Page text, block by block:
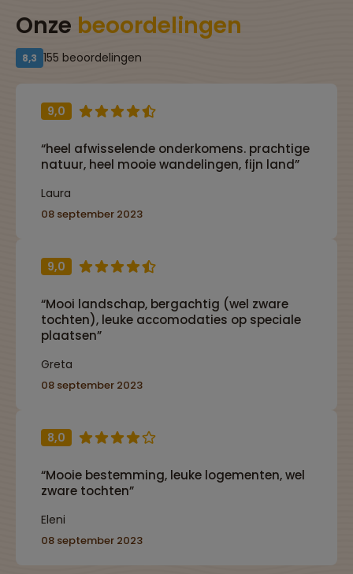
Onze beoordelingen
8,3 155 beoordelingen
9,0
“heel afwisselende onderkomens. prachtige
natuur, heel mooie wandelingen, fijn land”
Laura
08 september 2023
9,0
“Mooi landschap, bergachtig (wel zware
tochten), leuke accomodaties op speciale
plaatsen”
Greta
08 september 2023
8,0
“Mooie bestemming, leuke logementen, wel
zware tochten”
Eleni
08 september 2023